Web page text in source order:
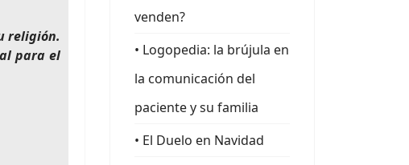
religión.
para el
venden?
• Logopedia: la brújula en
la comunicación del
paciente y su familia
• El Duelo en Navidad